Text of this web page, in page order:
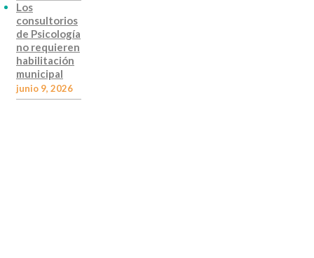
Los
consultorios
de Psicología
no requieren
habilitación
municipal
junio 9, 2026